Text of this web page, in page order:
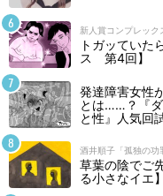
新人賞コンプレック
トガッていた
ス 第4回】
発達障害女性
とは……？『
と性』人気回
酒井順子「孤独の功
草葉の陰でご
る小さなイエ】